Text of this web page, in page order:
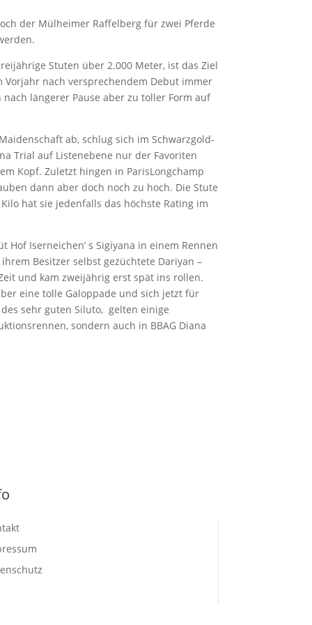
der Mülheimer Raffelberg für zwei Pferde
Stuten über 2.000 Meter, ist das Ziel
Vorjahr nach versprechendem Debut immer
längerer Pause aber zu toller Form auf
ab, schlug sich im Schwarzgold-
Trial auf Listenebene nur der Favoriten
Kopf. Zuletzt hingen in ParisLongchamp
dann aber doch noch zu hoch. Die Stute
hat sie jedenfalls das höchste Rating im
Iserneichen’ s Sigiyana in einem Rennen
Besitzer selbst gezüchtete Dariyan –
und kam zweijährig erst spät ins rollen.
eine tolle Galoppade und sich jetzt für
sehr guten Siluto, gelten einige
sondern auch in BBAG Diana